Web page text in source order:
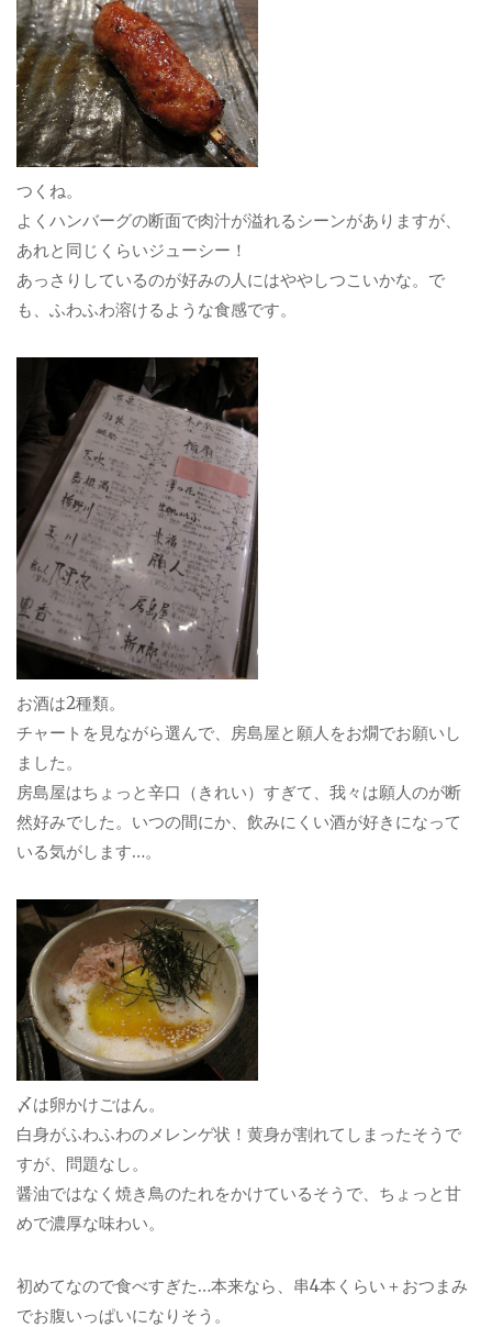
つくね。
よくハンバーグの断面で肉汁が溢れるシーンがありますが、
あれと同じくらいジューシー！
あっさりしているのが好みの人にはややしつこいかな。で
も、ふわふわ溶けるような食感です。
お酒は2種類。
チャートを見ながら選んで、房島屋と願人をお燗でお願いし
ました。
房島屋はちょっと辛口（きれい）すぎて、我々は願人のが断
然好みでした。いつの間にか、飲みにくい酒が好きになって
いる気がします…。
〆は卵かけごはん。
白身がふわふわのメレンゲ状！黄身が割れてしまったそうで
すが、問題なし。
醤油ではなく焼き鳥のたれをかけているそうで、ちょっと甘
めで濃厚な味わい。
初めてなので食べすぎた…本来なら、串4本くらい＋おつまみ
でお腹いっぱいになりそう。